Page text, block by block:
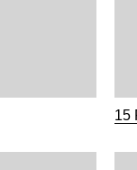
15